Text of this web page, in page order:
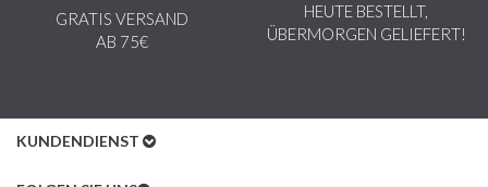
GRATIS VERSAND
AB 75€
HEUTE BESTELLT,
ÜBERMORGEN GELIEFERT!
KUNDENDIENST
Kundenservice